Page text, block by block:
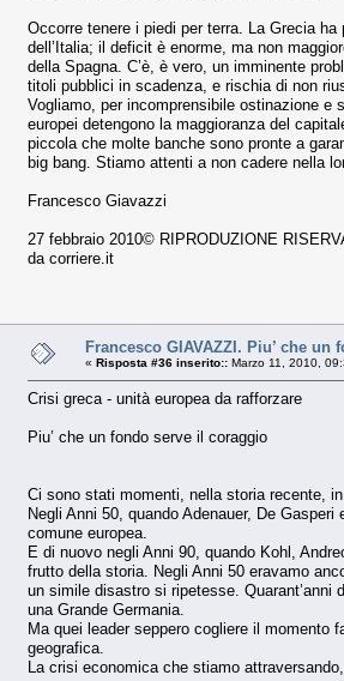
Occorre tenere i piedi per terra. La Grecia
dell’Italia; il deficit è enorme, ma non
della Spagna. C’è, è vero, un imminente
titoli pubblici in scadenza, e rischia di non
Vogliamo, per incomprensibile ostinazione e
europei detengono la maggioranza del
piccola che molte banche sono pronte a
big bang. Stiamo attenti a non cadere nella
Francesco Giavazzi
27 febbraio 2010© RIPRODUZIONE
da corriere.it
Francesco GIAVAZZI. Piu’ che
« Risposta #36 inserito:: Marzo 11, 2010,
Crisi greca - unità europea da rafforzare
Piu’ che un fondo serve il coraggio
Ci sono stati momenti, nella storia recente,
Negli Anni 50, quando Adenauer, De
comune europea.
E di nuovo negli Anni 90, quando Kohl,
frutto della storia. Negli Anni 50 eravamo
un simile disastro si ripetesse. Quarant’anni
una Grande Germania.
Ma quei leader seppero cogliere il momento
geografica.
La crisi economica che stiamo